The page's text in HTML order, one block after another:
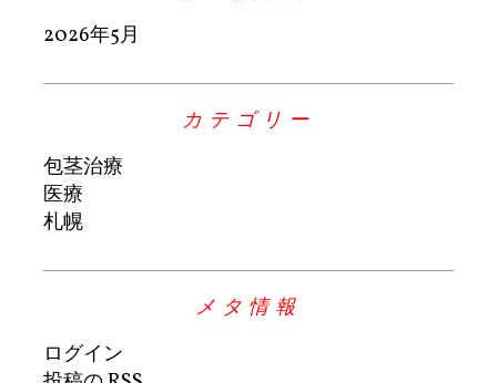
2026年5月
カテゴリー
包茎治療
医療
札幌
メタ情報
ログイン